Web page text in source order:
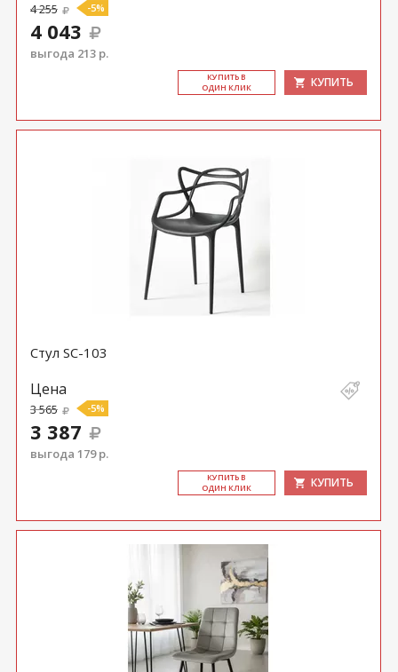
4 255 -5%
4 043
выгода 213 р.
КУ­ПИТЬ В
ОДИН КЛИК
КУПИТЬ
Стул SC-103
Цена
3 565 -5%
3 387
выгода 179 р.
КУ­ПИТЬ В
ОДИН КЛИК
КУПИТЬ